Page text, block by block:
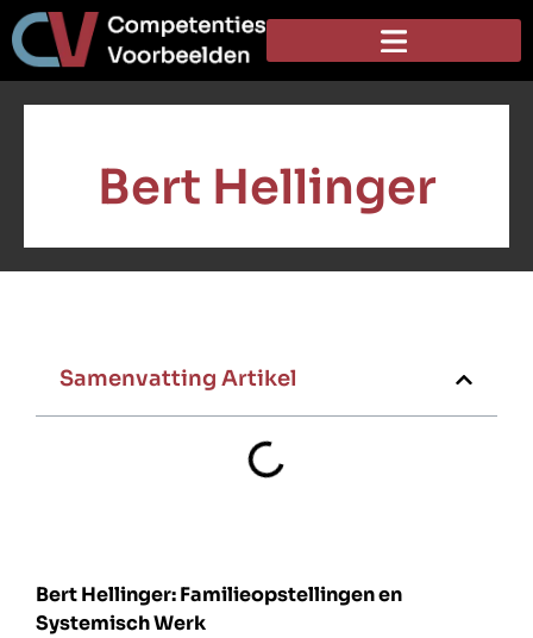
Bert Hellinger
Samenvatting Artikel
Bert Hellinger: Familieopstellingen en
Systemisch Werk